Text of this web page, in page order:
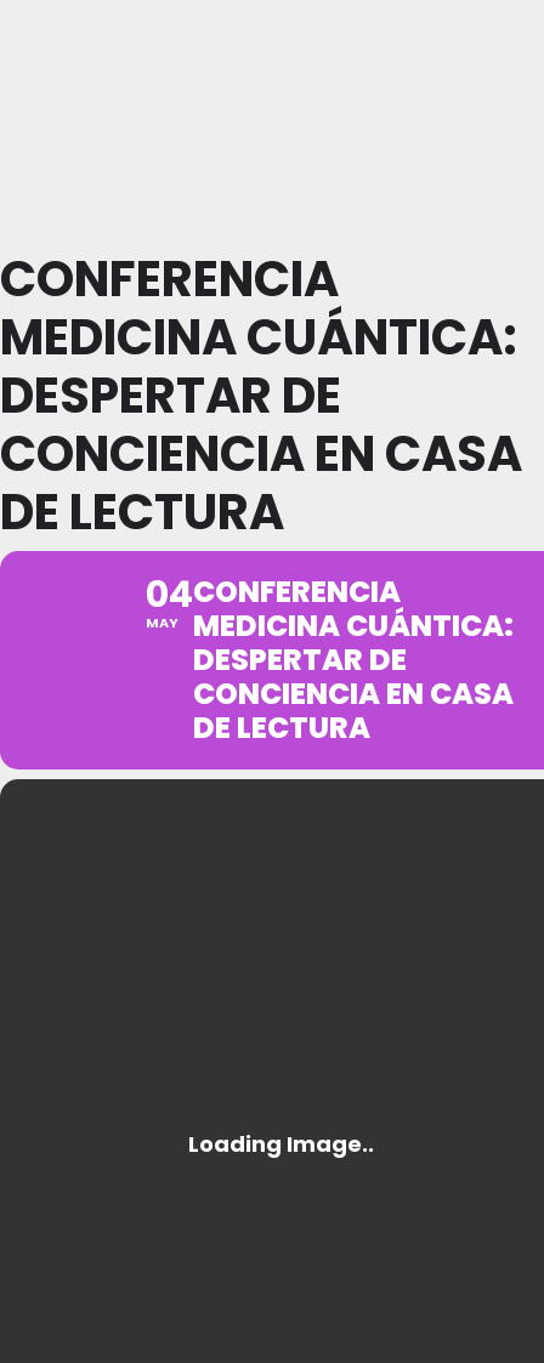
CONFERENCIA
MEDICINA CUÁNTICA:
DESPERTAR DE
CONCIENCIA EN CASA
DE LECTURA
04
MAY
CONFERENCIA
MEDICINA CUÁNTICA:
DESPERTAR DE
CONCIENCIA EN CASA
DE LECTURA